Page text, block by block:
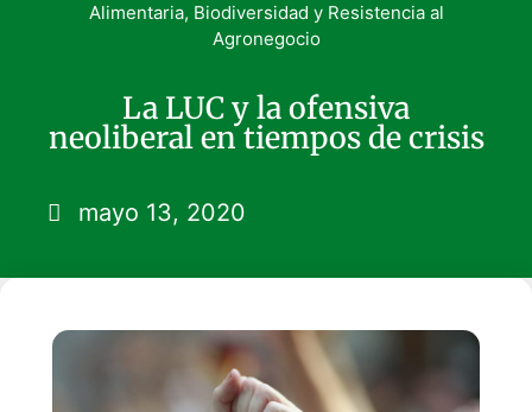
Alimentaria, Biodiversidad y Resistencia al
Agronegocio
La LUC y la ofensiva
neoliberal en tiempos de crisis
mayo 13, 2020